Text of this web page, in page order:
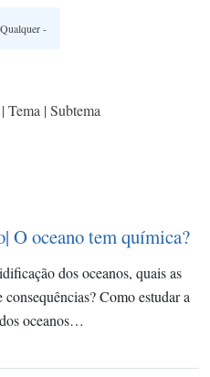
| Subtema
O oceano tem química?
dos oceanos, quais as
consequências? Como estudar a
oceanos…